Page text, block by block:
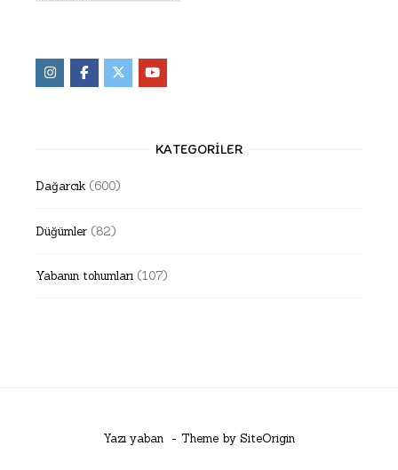
KATEGORILER
Dağarcık (600)
Düğümler (82)
Yabanın tohumları (107)
Yazı yaban Theme by SiteOrigin